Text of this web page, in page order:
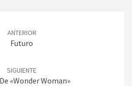
ANTERIOR
Futuro
SIGUIENTE
«Wonder Woman»